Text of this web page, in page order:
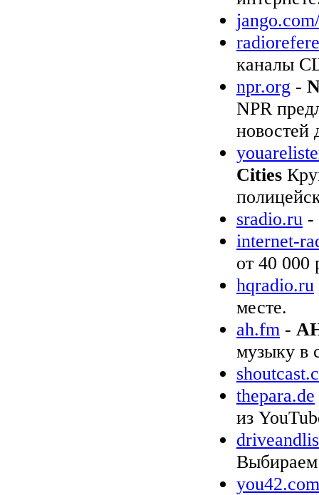
каналы
npr.org -
NPR
новостей
Cities
sradio.ru -
internet-
от 40 000
hqradio.ru
месте.
ah.fm -
музыку в
thepara.de
из
Выбираем
you42.com